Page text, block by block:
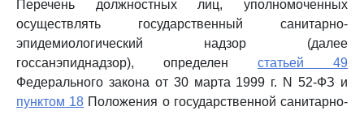
Перечень должностных лиц, уполномоченных
осуществлять государственный санитарно-
эпидемиологический надзор (далее
госсанэпиднадзор), определен статьей 49
Федерального закона от 30 марта 1999 г. N 52-ФЗ и
пунктом 18 Положения о государственной санитарно-